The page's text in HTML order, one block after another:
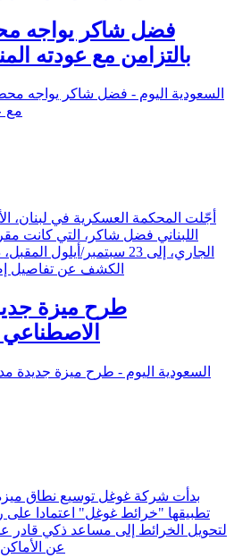
فضل شاكر يواجه
بالتزامن مع عودته
أجّلت المحكمة العسكرية في لبنان،
الجاري، إلى 23 سبتمبر/
الكشف عن تفاصيل
طرح ميزة
بدأت شركة غوغل توسيع نطاق
تطبيقها "خرائط غوغل" اعتمادا
لتحويل الخرائط إلى مساعد ذكي قادر
عن